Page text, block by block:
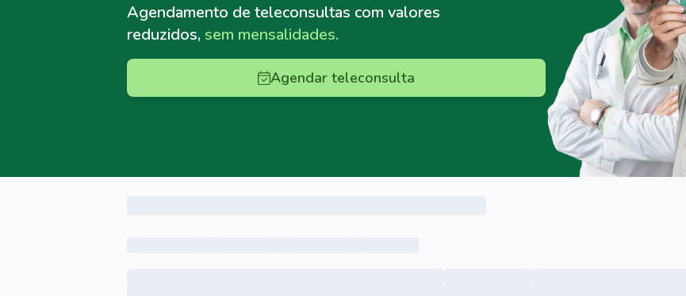
Agendamento de teleconsultas com valores
reduzidos, sem mensalidades.
Agendar teleconsulta